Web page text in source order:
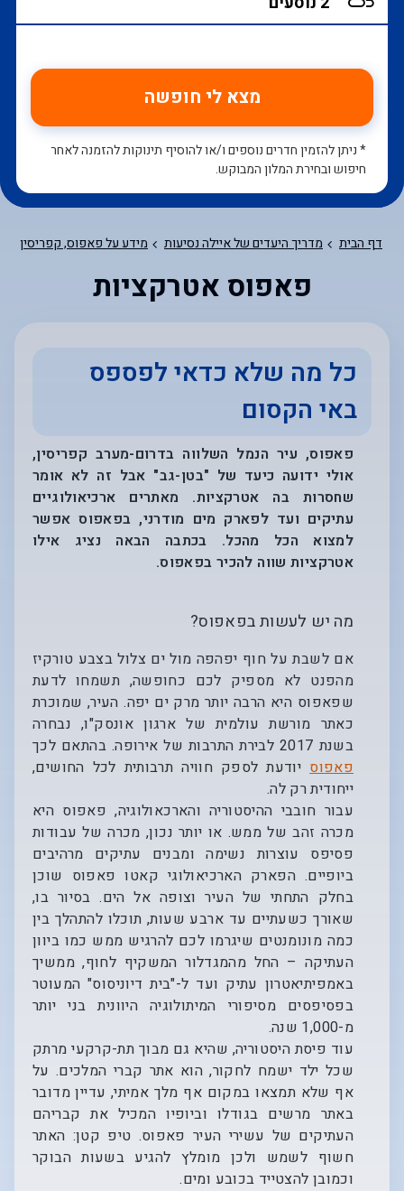
מצא לי חופשה
* ניתן להזמין חדרים נוספים ו/או להוסיף תינוקות להזמנה לאחר
חיפוש ובחירת המלון המבוקש.
דף הבית מדריך היעדים של איילה נסיעות מידע על פאפוס, קפריסין
פאפוס אטרקציות
כל מה שלא כדאי לפספס
באי הקסום
פאפוס, עיר הנמל השלווה בדרום-מערב קפריסין,
אולי ידועה כיעד של "בטן-גב" אבל זה לא אומר
שחסרות בה אטרקציות. מאתרים ארכיאולוגיים
עתיקים ועד לפארק מים מודרני, בפאפוס אפשר
למצוא הכל מהכל. בכתבה הבאה נציג אילו
אטרקציות שווה להכיר בפאפוס.
מה יש לעשות בפאפוס?
אם לשבת על חוף יפהפה מול ים צלול בצבע טורקיז
מהפנט לא מספיק לכם כחופשה, תשמחו לדעת
שפאפוס היא הרבה יותר מרק ים יפה. העיר, שמוכרת
כאתר מורשת עולמית של ארגון אונסק"ו, נבחרה
בשנת 2017 לבירת התרבות של אירופה. בהתאם לכך
פאפוסיודעת לספק חוויה תרבותית לכל החושים,
ייחודית רק לה.
עבור חובבי ההיסטוריה והארכאולוגיה, פאפוס היא
מכרה זהב של ממש. או יותר נכון, מכרה של עבודות
פסיפס עוצרות נשימה ומבנים עתיקים מרהיבים
ביופיים. הפארק הארכיאולוגי קאטו פאפוס שוכן
בחלק התחתי של העיר וצופה אל הים. בסיור בו,
שאורך כשעתיים עד ארבע שעות, תוכלו להתהלך בין
כמה מונומנטים שיגרמו לכם להרגיש ממש כמו ביוון
העתיקה – החל מהמגדלור המשקיף לחוף, ממשיך
באמפיתיאטרון עתיק ועד ל-"בית דיוניסוס" המעוטר
בפסיפסים מסיפורי המיתולוגיה היוונית בני יותר
מ-1,000 שנה.
עוד פיסת היסטוריה, שהיא גם מבוך תת-קרקעי מרתק
שכל ילד ישמח לחקור, הוא אתר קברי המלכים. על
אף שלא תמצאו במקום אף מלך אמיתי, עדיין מדובר
באתר מרשים בגודלו וביופיו המכיל את קבריהם
העתיקים של עשירי העיר פאפוס. טיפ קטן: האתר
חשוף לשמש ולכן מומלץ להגיע בשעות הבוקר
וכמובן להצטייד בכובע ומים.